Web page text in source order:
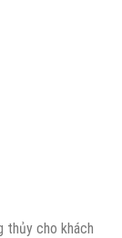
thủy cho khách